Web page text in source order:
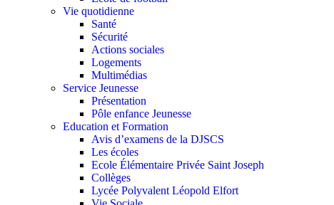
Vie quotidienne
Santé
Sécurité
Actions sociales
Logements
Multimédias
Service Jeunesse
Présentation
Pôle enfance Jeunesse
Education et Formation
Avis d’examens de la DJSCS
Les écoles
Ecole Élémentaire Privée Saint Joseph
Collèges
Lycée Polyvalent Léopold Elfort